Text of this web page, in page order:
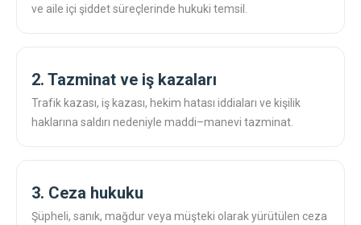
ve aile içi şiddet süreçlerinde hukuki temsil.
2. Tazminat ve iş kazaları
Trafik kazası, iş kazası, hekim hatası iddiaları ve kişilik
haklarına saldırı nedeniyle maddi–manevi tazminat.
3. Ceza hukuku
Şüpheli, sanık, mağdur veya müşteki olarak yürütülen ceza